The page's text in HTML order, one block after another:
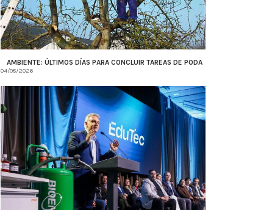
AMBIENTE: ÚLTIMOS DÍAS PARA CONCLUIR TAREAS DE PODA
04/08/2026